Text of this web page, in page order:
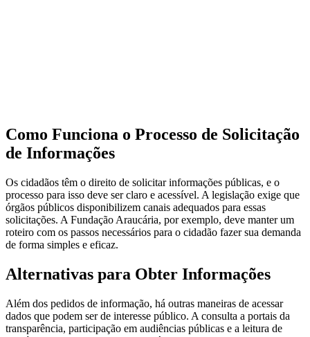
Como Funciona o Processo de Solicitação
de Informações
Os cidadãos têm o direito de solicitar informações públicas, e o
processo para isso deve ser claro e acessível. A legislação exige que
órgãos públicos disponibilizem canais adequados para essas
solicitações. A Fundação Araucária, por exemplo, deve manter um
roteiro com os passos necessários para o cidadão fazer sua demanda
de forma simples e eficaz.
Alternativas para Obter Informações
Além dos pedidos de informação, há outras maneiras de acessar
dados que podem ser de interesse público. A consulta a portais da
transparência, participação em audiências públicas e a leitura de